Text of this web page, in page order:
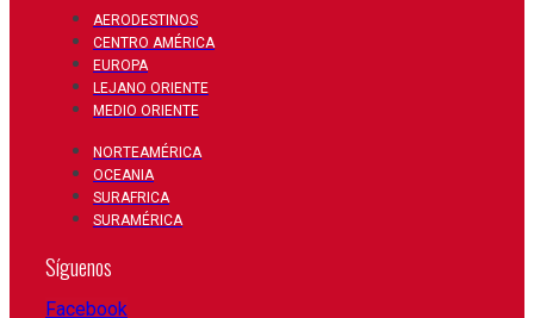
AERODESTINOS
CENTRO AMÉRICA
EUROPA
LEJANO ORIENTE
MEDIO ORIENTE
NORTEAMÉRICA
OCEANIA
SURAFRICA
SURAMÉRICA
Síguenos
Facebook